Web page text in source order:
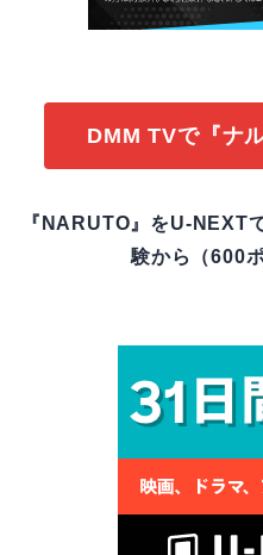
DMM TVで『ナ
『NARUTO』をU-NEXT
験から（600